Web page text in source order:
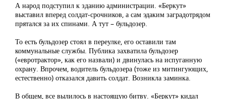
А народ подступил к зданию администрации. «Беркут»
выставил вперед солдат-срочников, а сам эдаким заградотрядом
прятался за их спинами. А тут – бульдозер.
То есть бульдозер стоял в переулке, его оставили там
коммунальные службы. Публика захватила бульдозер
(«евротрактор», как его назвали) и двинулась на испуганную
охрану. Впрочем, водитель бульдозера (тоже из митингующих,
естественно) отказался давить солдат. Возникла заминка.
В общем, все вылилось в настоящую битву. «Беркут» кидал